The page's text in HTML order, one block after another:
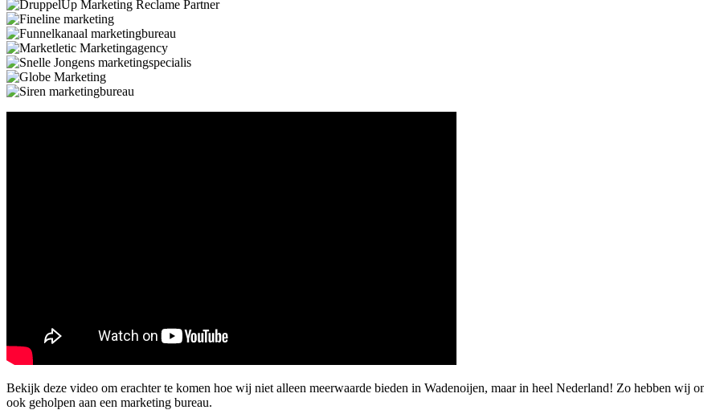
Bekijk deze video om erachter te komen hoe wij niet alleen meerwaarde bieden in Wadenoijen, maar in heel Nederland! Zo hebben wij
ook geholpen aan een marketing bureau.